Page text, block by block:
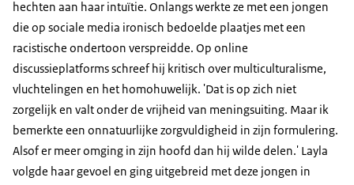
hechten aan haar intuïtie. Onlangs werkte ze met een jongen
die op sociale media ironisch bedoelde plaatjes met een
racistische ondertoon verspreidde. Op online
discussieplatforms schreef hij kritisch over multiculturalisme,
vluchtelingen en het homohuwelijk. 'Dat is op zich niet
zorgelijk en valt onder de vrijheid van meningsuiting. Maar ik
bemerkte een onnatuurlijke zorgvuldigheid in zijn formulering.
Alsof er meer omging in zijn hoofd dan hij wilde delen.' Layla
volgde haar gevoel en ging uitgebreid met deze jongen in